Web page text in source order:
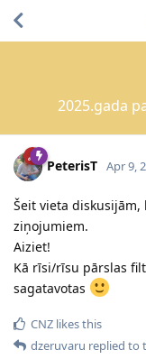
2025.gada
PeterisT Apr 9,
Šeit vieta
ziņojumiem.
Aiziet!
Kā rīsi/rīsu pārslas
sagatavotas
CNZ likes this
dzeruvaru replied to